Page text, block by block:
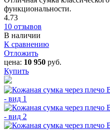
функциональности.
4.73
10 отзывов
В наличии
К сравнению
Отложить
цена: 10 950 руб.
Купить